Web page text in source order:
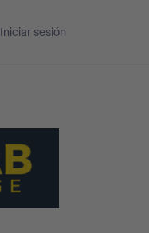
Iniciar sesión